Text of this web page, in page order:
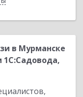
в Мурманске
1С:Садовода,